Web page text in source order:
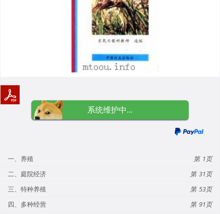
系统维护中...
一、养殖
1
二、庭院经济
31
三、特种养殖
53
四、多种经营
91